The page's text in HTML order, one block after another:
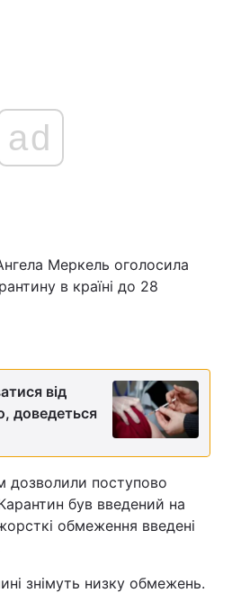
Війна
Наука
Інциденти
Туризм
ad
Меркель оголосила
в країні до 28
від
доведеться
дозволили поступово
був введений на
обмеження введені
знімуть низку обмежень.